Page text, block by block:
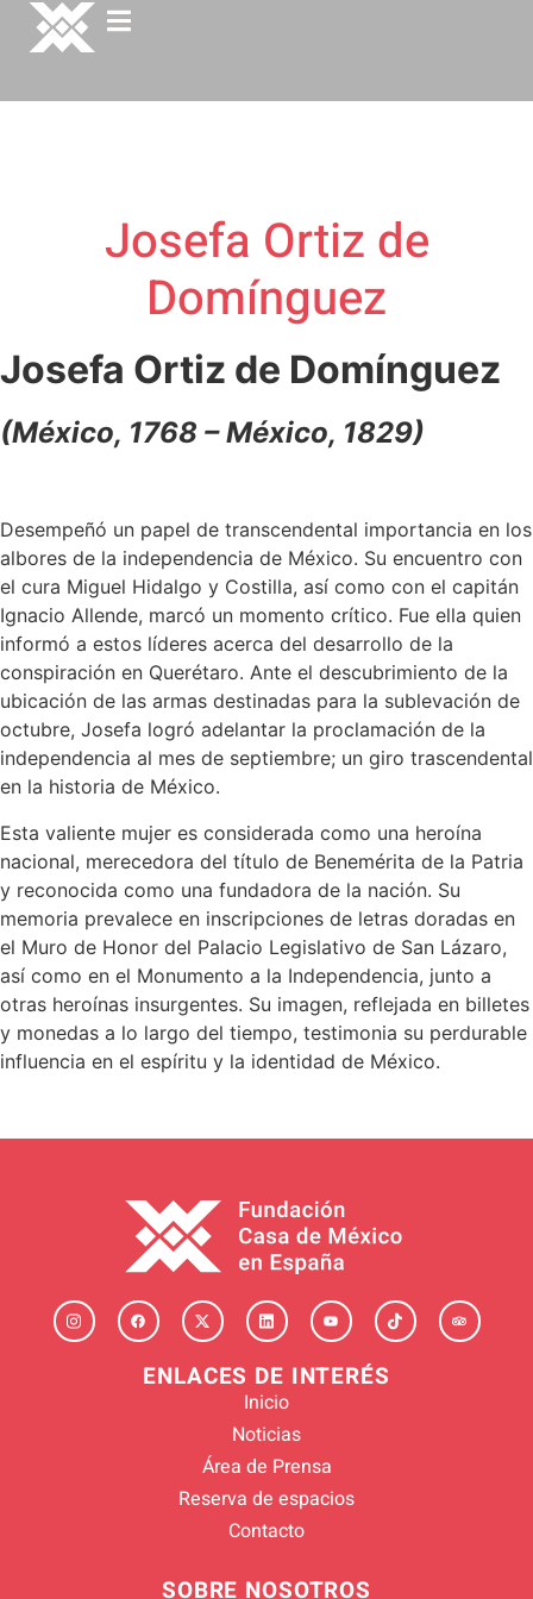
Josefa Ortiz de
Domínguez
Josefa Ortiz de Domínguez
(México, 1768 – México, 1829)
Desempeñó un papel de transcendental importancia en los
albores de la independencia de México. Su encuentro con
el cura Miguel Hidalgo y Costilla, así como con el capitán
Ignacio Allende, marcó un momento crítico. Fue ella quien
informó a estos líderes acerca del desarrollo de la
conspiración en Querétaro. Ante el descubrimiento de la
ubicación de las armas destinadas para la sublevación de
octubre, Josefa logró adelantar la proclamación de la
independencia al mes de septiembre; un giro trascendental
en la historia de México.
Esta valiente mujer es considerada como una heroína
nacional, merecedora del título de Benemérita de la Patria
y reconocida como una fundadora de la nación. Su
memoria prevalece en inscripciones de letras doradas en
el Muro de Honor del Palacio Legislativo de San Lázaro,
así como en el Monumento a la Independencia, junto a
otras heroínas insurgentes. Su imagen, reflejada en billetes
y monedas a lo largo del tiempo, testimonia su perdurable
influencia en el espíritu y la identidad de México.
ENLACES DE INTERÉS
Inicio
Noticias
Área de Prensa
Reserva de espacios
Contacto
SOBRE NOSOTROS